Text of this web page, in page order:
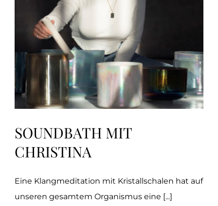
&
von
Gemiko
SOUNDBATH MIT
CHRISTINA
Eine Klangmeditation mit Kristallschalen hat auf
unseren gesamtem Organismus eine [...]